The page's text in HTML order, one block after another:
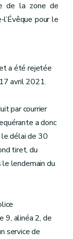
de la zone de
pour le
a été rejetée
avril 2021.
par courrier
a donc
délai de 30
tiret, du
lendemain du
9, alinéa 2, de
service de